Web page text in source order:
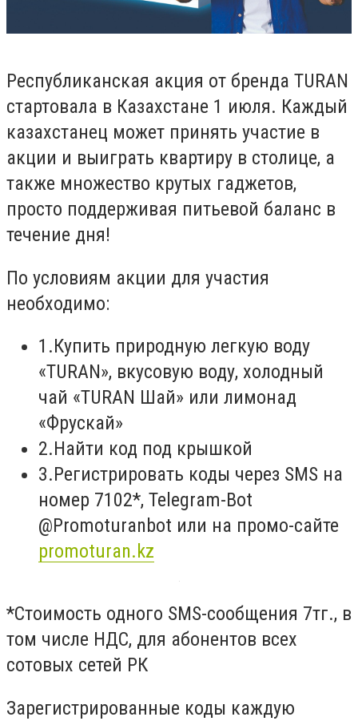
Республиканская акция от бренда TURAN
стартовала в Казахстане 1 июля. Каждый
казахстанец может принять участие в
акции и выиграть квартиру в столице, а
также множество крутых гаджетов,
просто поддерживая питьевой баланс в
течение дня!
По условиям акции для участия
необходимо:
1.Купить природную легкую воду
«TURAN», вкусовую воду, холодный
чай «TURAN Шай» или лимонад
«Фрускай»
2.Найти код под крышкой
3.Регистрировать коды через SMS на
номер 7102*, Telegram-Bot
@Promoturanbot или на промо-сайте
promoturan.kz
*Стоимость одного SMS-сообщения 7тг., в
том числе НДС, для абонентов всех
сотовых сетей РК
Зарегистрированные коды каждую